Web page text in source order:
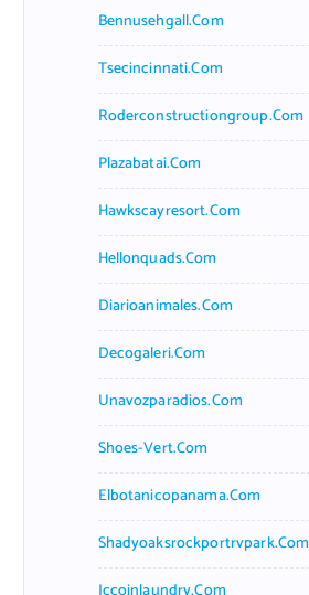
Bennusehgall.com
Tsecincinnati.com
Roderconstructiongroup.com
Plazabatai.com
Hawkscayresort.com
Hellonquads.com
Diarioanimales.com
Decogaleri.com
Unavozparadios.com
Shoes-Vert.com
Elbotanicopanama.com
Shadyoaksrockportrvpark.com